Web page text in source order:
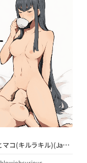
サツキとマコ(キルラキル)(Jaheeet_Creations)